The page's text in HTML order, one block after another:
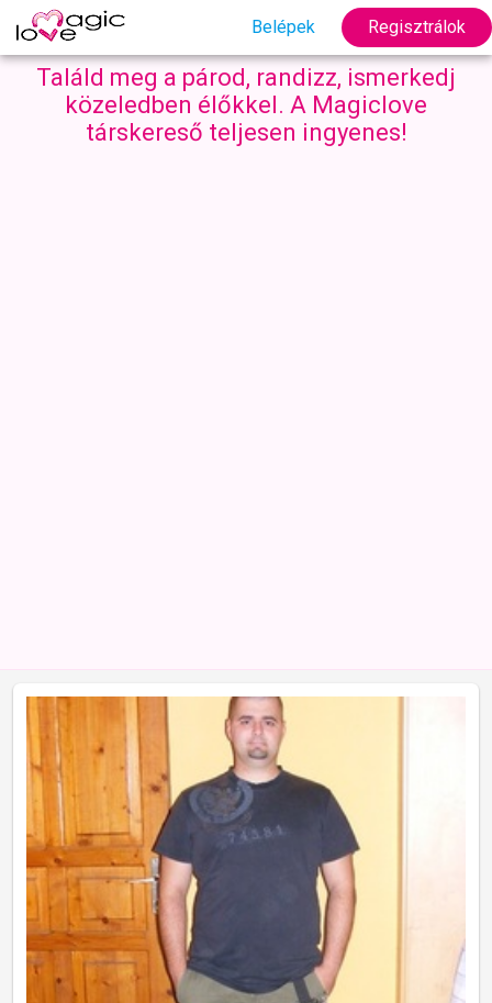
Belépek Regisztrálok
Találd meg a párod, randizz, ismerkedj
közeledben élőkkel. A Magiclove
társkereső teljesen ingyenes!